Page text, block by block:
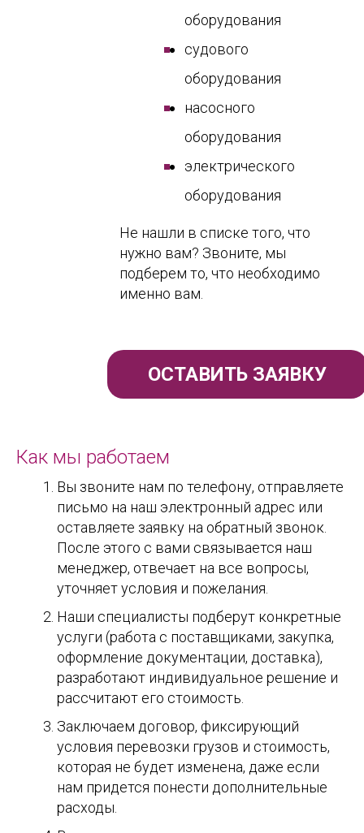
оборудования
судового
оборудования
насосного
оборудования
электрического
оборудования
Не нашли в списке того, что
нужно вам? Звоните, мы
подберем то, что необходимо
именно вам.
ОСТАВИТЬ ЗАЯВКУ
Как мы работаем
Вы звоните нам по телефону, отправляете
письмо на наш электронный адрес или
оставляете заявку на обратный звонок.
После этого с вами связывается наш
менеджер, отвечает на все вопросы,
уточняет условия и пожелания.
Наши специалисты подберут конкретные
услуги (работа с поставщиками, закупка,
оформление документации, доставка),
разработают индивидуальное решение и
рассчитают его стоимость.
Заключаем договор, фиксирующий
условия перевозки грузов и стоимость,
которая не будет изменена, даже если
нам придется понести дополнительные
расходы.